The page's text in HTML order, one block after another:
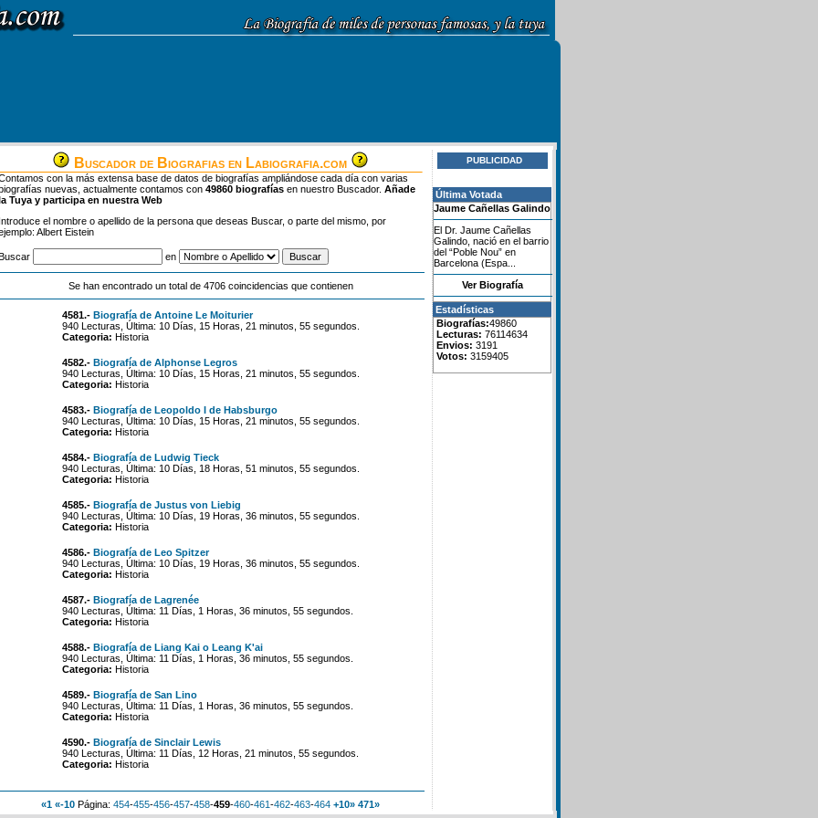
Buscador de Biografias en Labiografia.com
con la más extensa base de datos de biografías ampliándose cada día con varias
nuevas, actualmente contamos con 49860 biografías en nuestro Buscador. Añade
Tuya y participa en nuestra Web
Introduce el nombre o apellido de la persona que deseas Buscar, o parte del mismo, por
Albert Eistein
en
Se han encontrado un total de 4706 coincidencias que contienen
4581.- Biografía de Antoine Le Moiturier
940 Lecturas, Última: 10 Días, 15 Horas, 21 minutos, 55 segundos.
Categoria: Historia
4582.- Biografía de Alphonse Legros
940 Lecturas, Última: 10 Días, 15 Horas, 21 minutos, 55 segundos.
Categoria: Historia
4583.- Biografía de Leopoldo I de Habsburgo
940 Lecturas, Última: 10 Días, 15 Horas, 21 minutos, 55 segundos.
Categoria: Historia
4584.- Biografía de Ludwig Tieck
940 Lecturas, Última: 10 Días, 18 Horas, 51 minutos, 55 segundos.
Categoria: Historia
4585.- Biografía de Justus von Liebig
940 Lecturas, Última: 10 Días, 19 Horas, 36 minutos, 55 segundos.
Categoria: Historia
4586.- Biografía de Leo Spitzer
940 Lecturas, Última: 10 Días, 19 Horas, 36 minutos, 55 segundos.
Categoria: Historia
4587.- Biografía de Lagrenée
940 Lecturas, Última: 11 Días, 1 Horas, 36 minutos, 55 segundos.
Categoria: Historia
4588.- Biografía de Liang Kai o Leang K'ai
940 Lecturas, Última: 11 Días, 1 Horas, 36 minutos, 55 segundos.
Categoria: Historia
4589.- Biografía de San Lino
940 Lecturas, Última: 11 Días, 1 Horas, 36 minutos, 55 segundos.
Categoria: Historia
4590.- Biografía de Sinclair Lewis
940 Lecturas, Última: 11 Días, 12 Horas, 21 minutos, 55 segundos.
Categoria: Historia
«1 «-10 Página: 454-455-456-457-458-459-460-461-462-463-464 +10» 471»
PUBLICIDAD
Última Votada
Jaume Cañellas Galindo
El Dr. Jaume Cañellas
Galindo, nació en el barrio
del “Poble Nou” en
Barcelona (Espa...
Ver Biografía
Estadísticas
Biografías:49860
Lecturas: 76114634
Envios: 3191
Votos: 3159405